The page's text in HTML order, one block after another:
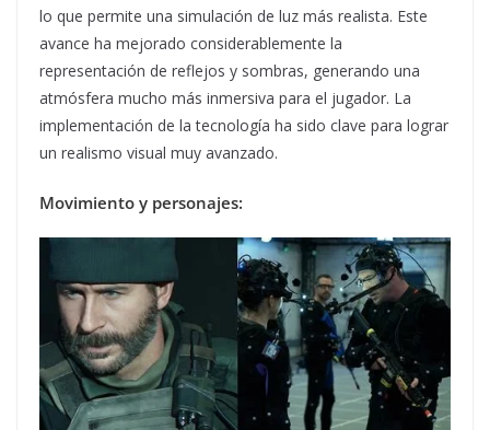
lo que permite una simulación de luz más realista. Este
avance ha mejorado considerablemente la
representación de reflejos y sombras, generando una
atmósfera mucho más inmersiva para el jugador. La
implementación de la tecnología ha sido clave para lograr
un realismo visual muy avanzado.
Movimiento y personajes: